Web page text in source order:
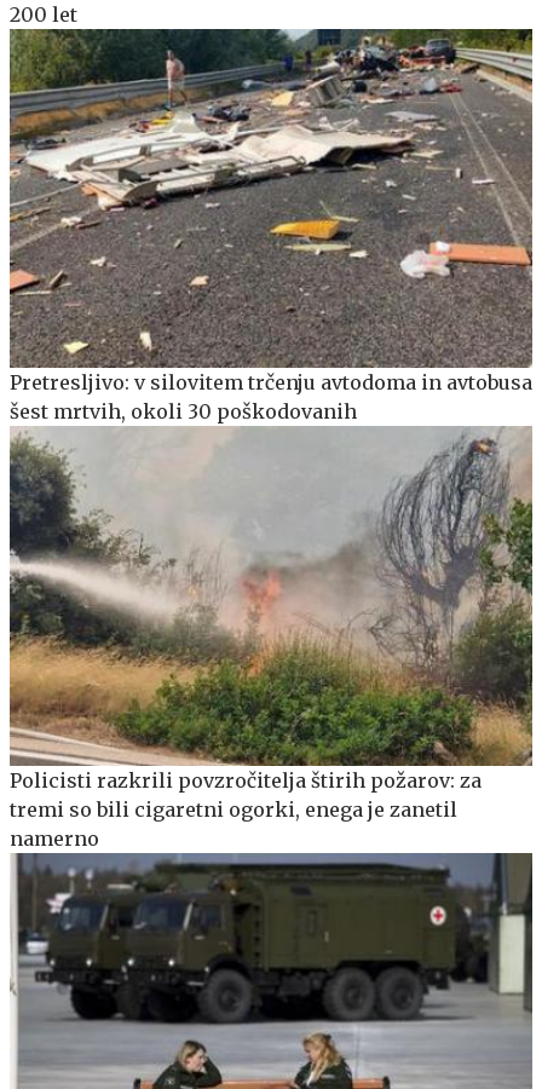
200 let
Pretresljivo: v silovitem trčenju avtodoma in avtobusa
šest mrtvih, okoli 30 poškodovanih
Policisti razkrili povzročitelja štirih požarov: za
tremi so bili cigaretni ogorki, enega je zanetil
namerno